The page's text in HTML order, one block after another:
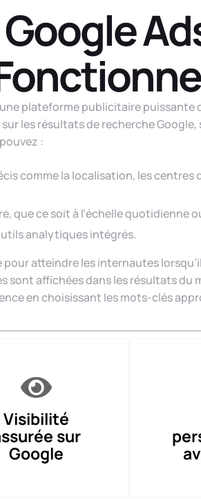
plateforme publicitaire puissante
les résultats de recherche Google,
:
comme la localisation, les centres
ce soit à l’échelle quotidienne
analytiques intégrés.
atteindre les internautes
sont affichées dans les résultats du
en choisissant les mots-clés
Visibilité
sur
Google